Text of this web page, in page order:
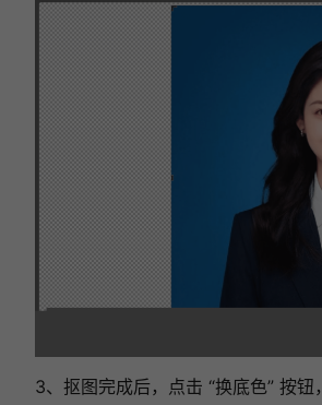
3、抠图完成后，点击 “换底色” 按钮，